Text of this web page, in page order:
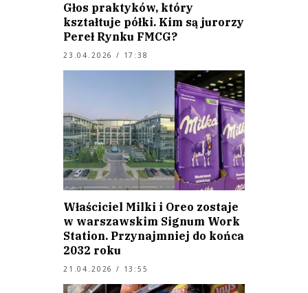
Głos praktyków, który
kształtuje półki. Kim są jurorzy
Pereł Rynku FMCG?
23.04.2026 / 17:38
Właściciel Milki i Oreo zostaje
w warszawskim Signum Work
Station. Przynajmniej do końca
2032 roku
21.04.2026 / 13:55